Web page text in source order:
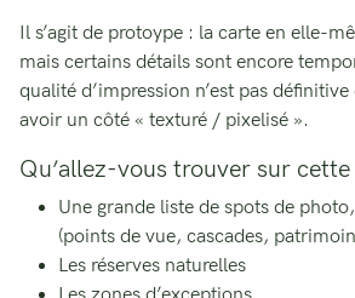
Il s’agit de protoype : la carte en elle-
mais certains détails sont encore
qualité d’impression n’est pas
avoir un côté « texturé / pixelisé ».
Qu’allez-vous trouver sur
Une grande liste de spots de
(points de vue, cascades,
Les réserves naturelles